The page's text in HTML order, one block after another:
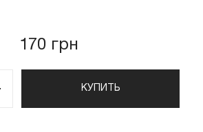
170 грн
КУПИТЬ